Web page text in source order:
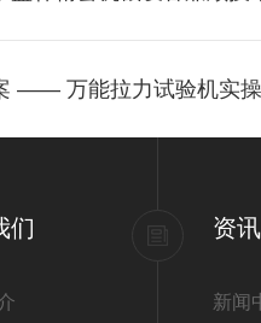
—— 万能拉力试验机实
们 资
新闻